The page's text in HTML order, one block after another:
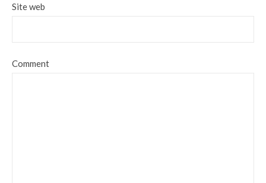
Site web
Comment